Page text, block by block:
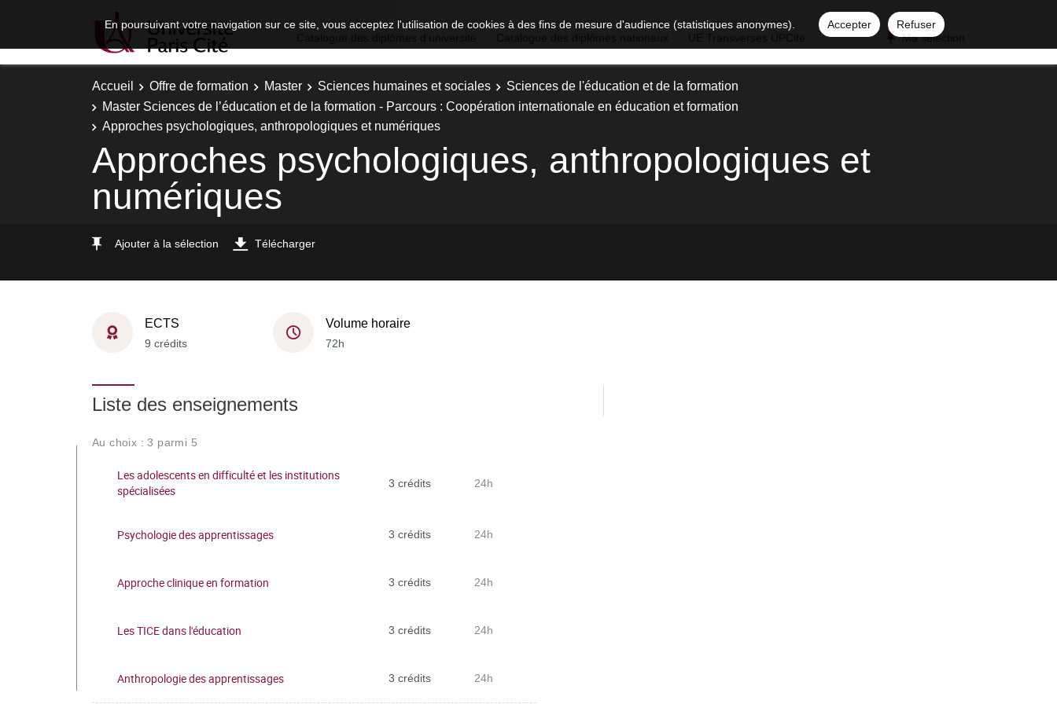
En poursuivant votre navigation sur ce site, vous acceptez l'utilisation de cookies à des fins de mesure d'audience (statistiques anonymes). Accepter
Refuser
Ma sélection
Accueil Offre de formation Master Sciences humaines et sociales
Sciences de l'éducation et de la formation
Master Sciences de l’éducation et de la formation - Parcours : Coopération internationale en éducation et formation
Approches psychologiques, anthropologiques et numériques
Approches psychologiques, anthropologiques et
numériques
Ajouter à la sélection Télécharger
ECTS
9 crédits
Volume horaire
72h
Liste des enseignements
Au choix : 3 parmi 5
Les adolescents en difficulté et les institutions
spécialisées
3 crédits 24h
Psychologie des apprentissages 3 crédits 24h
Approche clinique en formation 3 crédits 24h
Les TICE dans l'éducation 3 crédits 24h
Anthropologie des apprentissages 3 crédits 24h